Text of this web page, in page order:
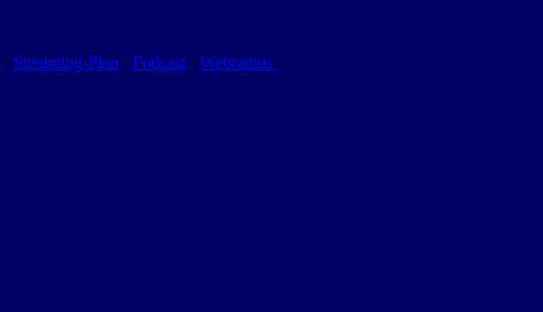
⋅ Streaming-Plan ⋅ Podcast ⋅ Webradios